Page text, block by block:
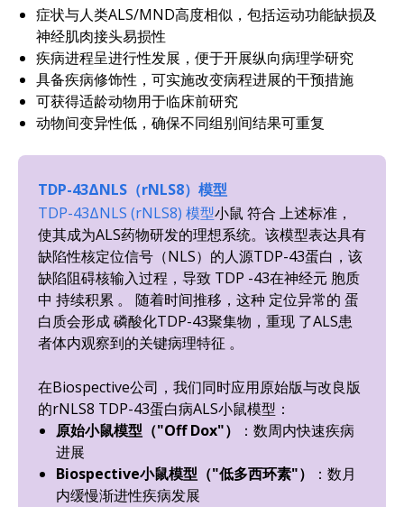
症状与人类ALS/MND高度相似，包括运动功能缺损及
神经肌肉接头易损性
疾病进程呈进行性发展，便于开展纵向病理学研究
具备疾病修饰性，可实施改变病程进展的干预措施
可获得适龄动物用于临床前研究
动物间变异性低，确保不同组别间结果可重复
TDP-43ΔNLS（rNLS8）模型
TDP-43ΔNLS (rNLS8) 模型小鼠 符合 上述标准 ，
使其成为ALS药物研发的理想系统。该模型表达具有
缺陷性核定位信号（NLS）的人源TDP-43蛋白 ，该
缺陷阻碍核输入过程，导致 TDP -43在神经元 胞质
中 持续积累 。 随着时间推移，这种 定位异常的 蛋
白质会形成磷酸化TDP-43聚集物 ，重现 了ALS患
者体内观察到的关键病理特征 。
在Biospective公司，我们同时应用原始版与改良版
的rNLS8 TDP-43蛋白病ALS小鼠模型：
原始小鼠模型（"Off Dox"）
：数周内快速疾病
进展
Biospective小鼠模型（"低多西环素"）
：数月
内缓慢渐进性疾病发展